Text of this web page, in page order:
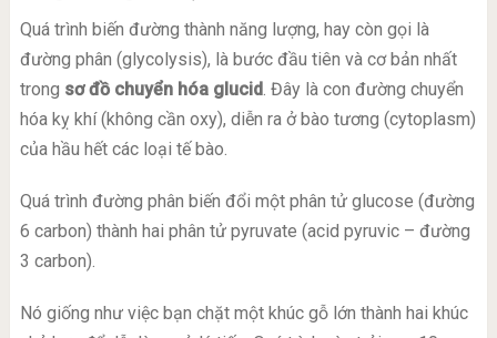
Quá trình biến đường thành năng lượng, hay còn gọi là
đường phân (glycolysis), là bước đầu tiên và cơ bản nhất
trong sơ đồ chuyển hóa glucid. Đây là con đường chuyển
hóa kỵ khí (không cần oxy), diễn ra ở bào tương (cytoplasm)
của hầu hết các loại tế bào.
Quá trình đường phân biến đổi một phân tử glucose (đường
6 carbon) thành hai phân tử pyruvate (acid pyruvic – đường
3 carbon).
Nó giống như việc bạn chặt một khúc gỗ lớn thành hai khúc